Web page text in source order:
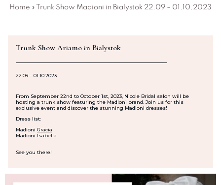
Home » Trunk Show Madioni in Bialystok 22.09 – 01.10.2023
Trunk Show Ariamo in Bialystok
22.09 – 01.10.2023
From September 22nd to October 1st, 2023, Nicole Bridal salon will be
hosting a trunk show featuring the Madioni brand. Join us for this
exclusive event and discover the stunning Madioni dresses!
Dress list:
Madioni Gracia
Madioni Isabella
See you there!